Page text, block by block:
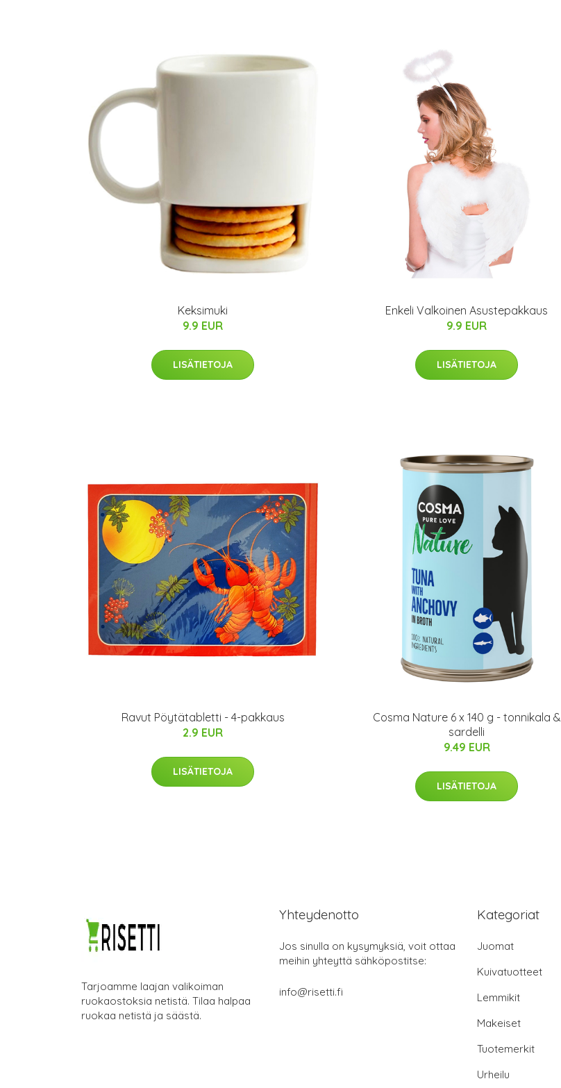
Keksimuki
9.9 EUR
LISÄTIETOJA
Enkeli Valkoinen Asustepakkaus
9.9 EUR
LISÄTIETOJA
Ravut Pöytätabletti - 4-pakkaus
2.9 EUR
LISÄTIETOJA
Cosma Nature 6 x 140 g - tonnikala &
sardelli
9.49 EUR
LISÄTIETOJA
Tarjoamme laajan valikoiman
ruokaostoksia netistä. Tilaa halpaa
ruokaa netistä ja säästä.
Yhteydenotto
Jos sinulla on kysymyksiä, voit ottaa
meihin yhteyttä sähköpostitse:
info@risetti.fi
Kategoriat
Juomat
Kuivatuotteet
Lemmikit
Makeiset
Tuotemerkit
Urheilu